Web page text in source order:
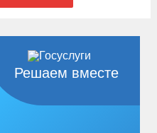
Решаем вместе